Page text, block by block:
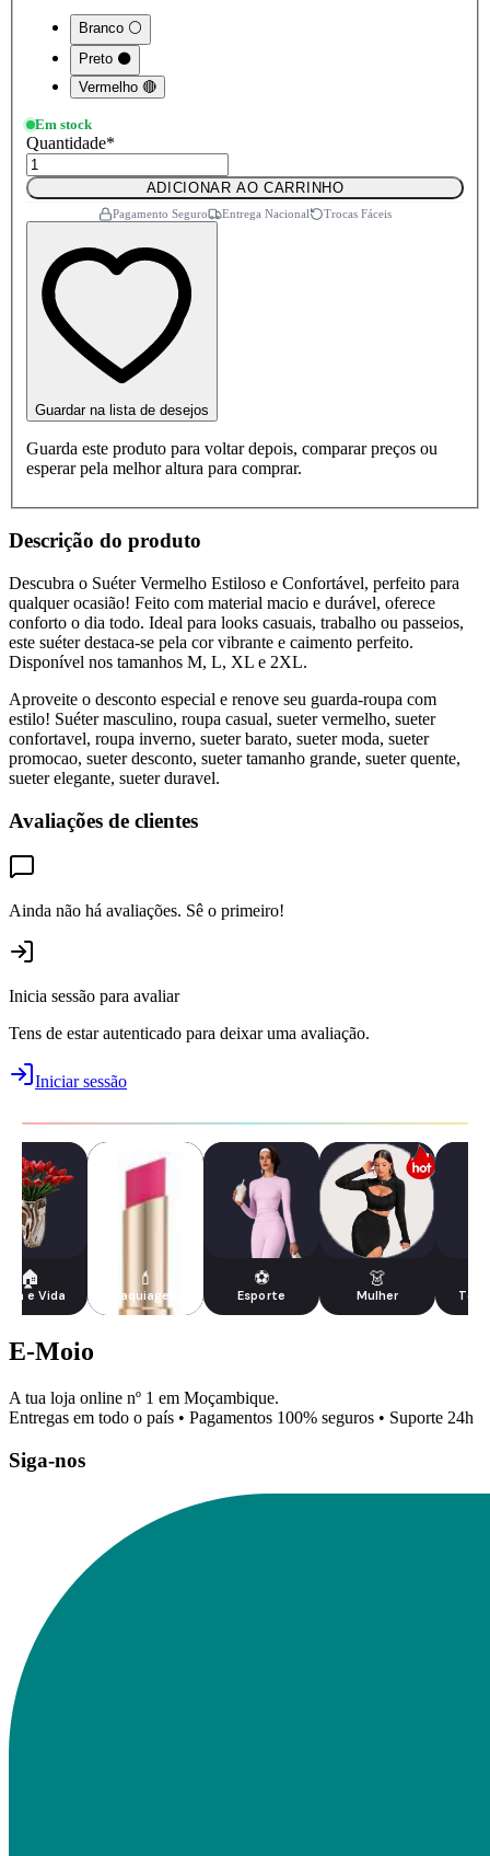
Branco ⚪
Preto ⚫
Vermelho 🔴
Em stock
Quantidade*
ADICIONAR AO CARRINHO
Pagamento Seguro Entrega Nacional Trocas Fáceis
Guardar na lista de desejos
Guarda este produto para voltar depois, comparar preços ou
esperar pela melhor altura para comprar.
Descrição do produto
Descubra o Suéter Vermelho Estiloso e Confortável, perfeito para
qualquer ocasião! Feito com material macio e durável, oferece
conforto o dia todo. Ideal para looks casuais, trabalho ou passeios,
este suéter destaca-se pela cor vibrante e caimento perfeito.
Disponível nos tamanhos M, L, XL e 2XL.
Aproveite o desconto especial e renove seu guarda-roupa com
estilo! Suéter masculino, roupa casual, sueter vermelho, sueter
confortavel, roupa inverno, sueter barato, sueter moda, sueter
promocao, sueter desconto, sueter tamanho grande, sueter quente,
sueter elegante, sueter duravel.
Avaliações de clientes
Ainda não há avaliações. Sê o primeiro!
Inicia sessão para avaliar
Tens de estar autenticado para deixar uma avaliação.
Iniciar sessão
🏠
e Vida
💄
Maquiagem
⚽
Esporte
👗
Mulher
E-Moio
A tua loja online nº 1 em Moçambique.
Entregas em todo o país • Pagamentos 100% seguros • Suporte 24h
Siga-nos